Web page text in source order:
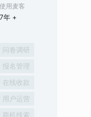
使用麦客
7年 +
问卷调研
报名管理
在线收款
用户运营
商机线索